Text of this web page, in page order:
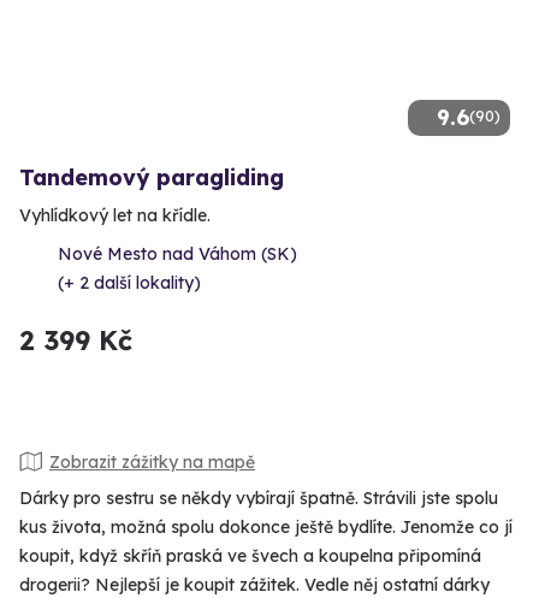
9.6(90)
Tandemový paragliding
Vyhlídkový let na křídle.
Nové Mesto nad Váhom (SK)
(+ 2 další lokality)
2 399 Kč
Zobrazit zážitky na mapě
Dárky pro sestru se někdy vybírají špatně. Strávili jste spolu
kus života, možná spolu dokonce ještě bydlíte. Jenomže co jí
koupit, když skříň praská ve švech a koupelna připomíná
drogerii? Nejlepší je koupit zážitek. Vedle něj ostatní dárky